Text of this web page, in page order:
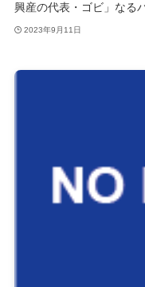
興産の代表・ゴビ」なる
2023年9月11日